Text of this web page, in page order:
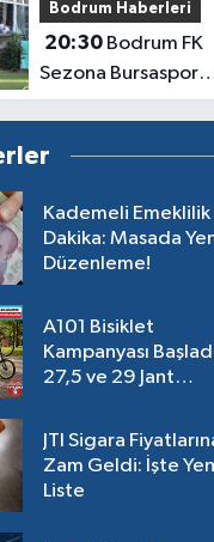
Yapılandıracak
Bodrum Haberleri
20:30Bodrum FK
Sezona Bursaspor
Karşısında
Kademeli Emeklilik
Dakika: Masada
Düzenleme!
A101 Bisiklet
Kampanyası
27,5 ve 29 Jant
JTI Sigara
Zam Geldi: İşte
Liste